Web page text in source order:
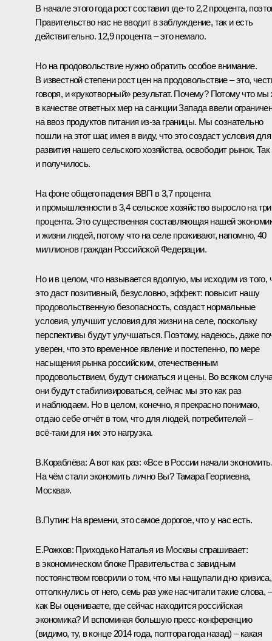
В начале этого года рост составил где‑то 2,2 процента,
Правительство нас не вводит в заблуждение, так и есть
действительно. 12,9 процента – это немало.
Но на продовольствие нужно обратить особое внимание.
В известной степени рост цен на продовольствие – это,
говоря, и «рукотворный» результат. Почему? Потому что мы
в качестве ответных мер на санкции Запада ввели
на ввоз продуктов питания из‑за границы. Мы сознательно
пошли на этот шаг, имея в виду, что это создаст условия для
развития нашего сельского хозяйства, освободит рынок. Так
и получилось.
На фоне общего падения ВВП в 3,7 процента
и промышленности в 3,4 сельское хозяйство выросло на три
процента. Это существенная составляющая нашей
и жизни людей, потому что на селе проживают, напомню, 40
миллионов граждан Российской Федерации.
Но и в целом, что называется вдолгую, мы исходим из того,
это даст позитивный, безусловно, эффект: повысит нашу
продовольственную безопасность, создаст нормальные
условия, улучшит условия для жизни на селе, поскольку
перспективы будут улучшаться. Поэтому, надеюсь, даже
уверен, что это временное явление и постепенно, по мере
насыщения рынка российским, отечественным
продовольствием, будут снижаться и цены. Во всяком
они будут стабилизироваться, сейчас мы это как раз
и наблюдаем. Но в целом, конечно, я прекрасно понимаю,
отдаю себе отчёт в том, что для людей, потребителей –
всё‑таки для них это нагрузка.
В.Кораблёва: А вот как раз: «Все в России начали
На чём стали экономить лично Вы? Тамара Георгиевна,
Москва».
В.Путин: На времени, это самое дорогое, что у нас есть.
Е.Рожков: Приходько Наталья из Москвы спрашивает:
в экономическом блоке Правительства с завидным
постоянством говорили о том, что мы нащупали дно кризиса,
оттолкнулись от него, семь раз уже насчитали такие слова, –
как Вы оцениваете, где сейчас находится российская
экономика? И вспоминая большую пресс-конференцию
(видимо, ту, в конце 2014 года, полтора года назад) – какая